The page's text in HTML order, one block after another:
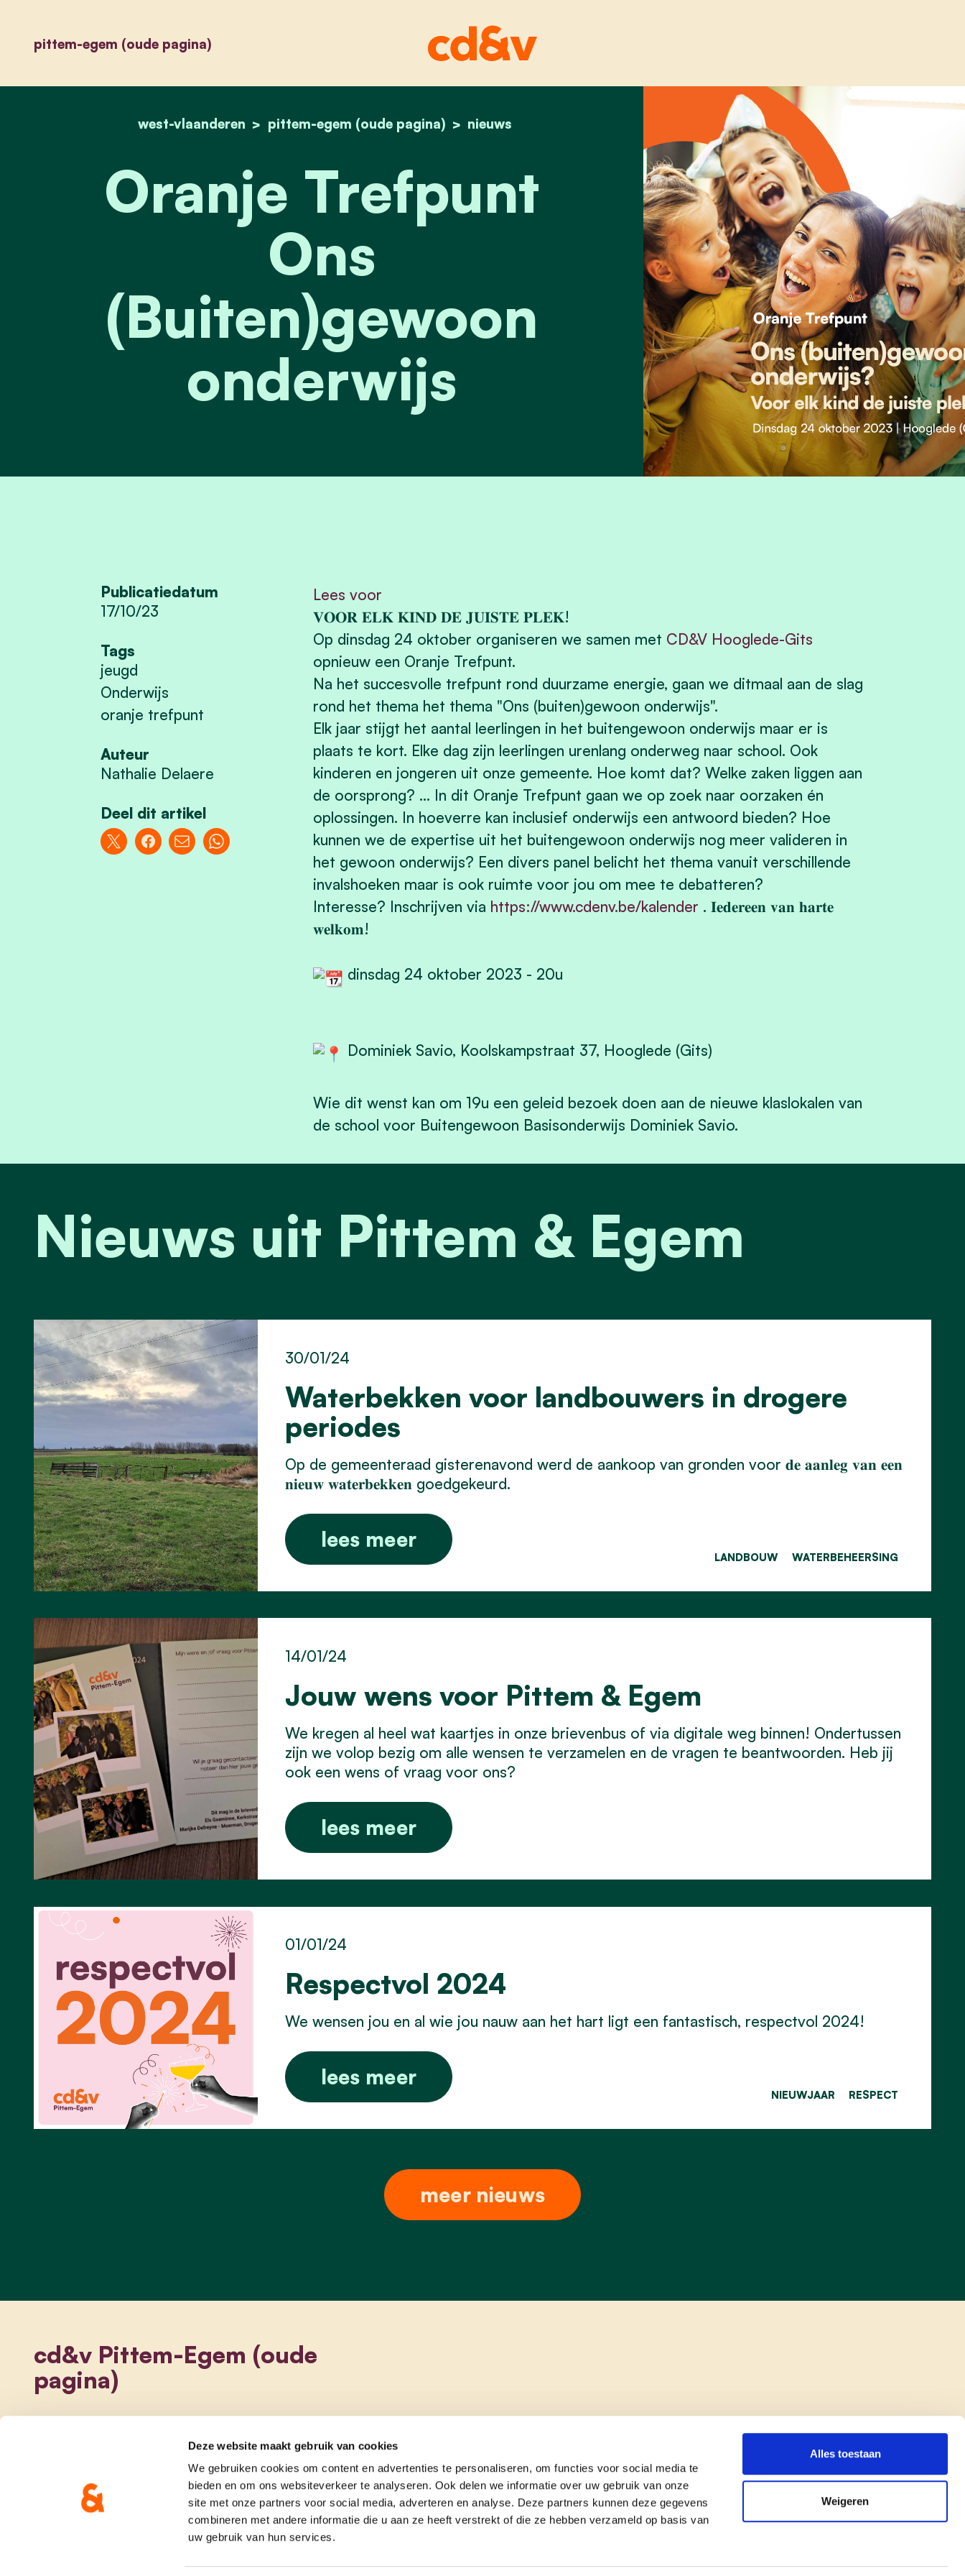
Deze website maakt gebruik van cookies
We gebruiken cookies om content en advertenties te personaliseren, om functies voor social media te
bieden en om ons websiteverkeer te analyseren. Ook delen we informatie over uw gebruik van onze
site met onze partners voor social media, adverteren en analyse. Deze partners kunnen deze gegevens
combineren met andere informatie die u aan ze heeft verstrekt of die ze hebben verzameld op basis van
uw gebruik van hun services.
Alles toestaan
Weigeren
pittem-egem (oude pagina)
home
west-vlaanderen pittem-egem (oude pagina) nieuws
oranje trefpunt ons (buiten)gewoon onderwijs
Oranje Trefpunt
Ons
(Buiten)gewoon
onderwijs
Publicatiedatum
17/10/23
Tags
jeugd
Onderwijs
oranje trefpunt
Auteur
Nathalie Delaere
Deel dit artikel
Lees voor
𝐕𝐎𝐎𝐑 𝐄𝐋𝐊 𝐊𝐈𝐍𝐃 𝐃𝐄 𝐉𝐔𝐈𝐒𝐓𝐄 𝐏𝐋𝐄𝐊!
Op dinsdag 24 oktober organiseren we samen met CD&V Hooglede-Gits
opnieuw een Oranje Trefpunt.
Na het succesvolle trefpunt rond duurzame energie, gaan we ditmaal aan de slag
rond het thema het thema "Ons (buiten)gewoon onderwijs".
Elk jaar stijgt het aantal leerlingen in het buitengewoon onderwijs maar er is
plaats te kort. Elke dag zijn leerlingen urenlang onderweg naar school. Ook
kinderen en jongeren uit onze gemeente. Hoe komt dat? Welke zaken liggen aan
de oorsprong? ... In dit Oranje Trefpunt gaan we op zoek naar oorzaken én
oplossingen. In hoeverre kan inclusief onderwijs een antwoord bieden? Hoe
kunnen we de expertise uit het buitengewoon onderwijs nog meer valideren in
het gewoon onderwijs? Een divers panel belicht het thema vanuit verschillende
invalshoeken maar is ook ruimte voor jou om mee te debatteren?
Interesse? Inschrijven via https://www.cdenv.be/kalender . 𝐈𝐞𝐝𝐞𝐫𝐞𝐞𝐧 𝐯𝐚𝐧 𝐡𝐚𝐫𝐭𝐞
𝐰𝐞𝐥𝐤𝐨𝐦!
dinsdag 24 oktober 2023 - 20u
Dominiek Savio, Koolskampstraat 37, Hooglede (Gits)
Wie dit wenst kan om 19u een geleid bezoek doen aan de nieuwe klaslokalen van
de school voor Buitengewoon Basisonderwijs Dominiek Savio.
Nieuws uit Pittem & Egem
Waterbekken voor landbouwers in drogere
periodes
30/01/24
Op de gemeenteraad gisterenavond werd de aankoop van gronden voor 𝐝𝐞 𝐚𝐚𝐧𝐥𝐞𝐠 𝐯𝐚𝐧 𝐞𝐞𝐧
𝐧𝐢𝐞𝐮𝐰 𝐰𝐚𝐭𝐞𝐫𝐛𝐞𝐤𝐤𝐞𝐧 goedgekeurd.
lees meer
LANDBOUW WATERBEHEERSING
Jouw wens voor Pittem & Egem
14/01/24
We kregen al heel wat kaartjes in onze brievenbus of via digitale weg binnen! Ondertussen
zijn we volop bezig om alle wensen te verzamelen en de vragen te beantwoorden. Heb jij
ook een wens of vraag voor ons?
lees meer
Respectvol 2024
01/01/24
We wensen jou en al wie jou nauw aan het hart ligt een fantastisch, respectvol 2024!
lees meer
NIEUWJAAR RESPECT
meer nieuws
cd&v Pittem-Egem (oude
pagina)
onze partij doe mee contact